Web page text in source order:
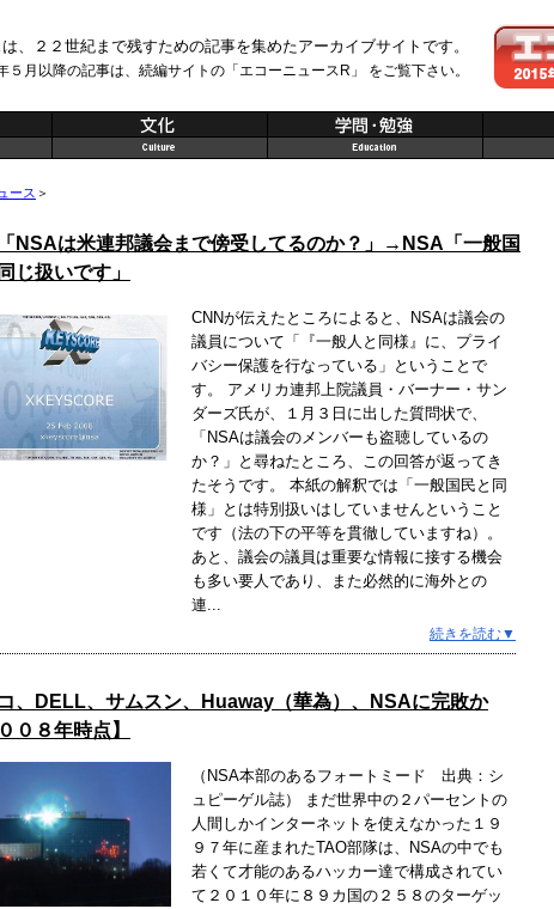
、２２世紀まで残すための記事を集めたアーカイブサイトです。
５月以降の記事は、続編サイトの「エコーニュースR」 をご覧下さい。
ース ＞
NSAは米連邦議会まで傍受してるのか？」→NSA「一般国
じ扱いです」
CNNが伝えたところによると、NSAは議会の
議員について「『一般人と同様』に、プライ
バシー保護を行なっている」ということで
す。 アメリカ連邦上院議員・バーナー・サン
ダーズ氏が、１月３日に出した質問状で、
「NSAは議会のメンバーも盗聴しているの
か？」と尋ねたところ、この回答が返ってき
たそうです。 本紙の解釈では「一般国民と同
様」とは特別扱いはしていませんということ
です（法の下の平等を貫徹していますね）。
あと、議会の議員は重要な情報に接する機会
も多い要人であり、また必然的に海外との
連...
続きを読む▼
、DELL、サムスン、Huaway（華為）、NSAに完敗か
０８年時点】
（NSA本部のあるフォートミード 出典：シ
ュピーゲル誌） まだ世界中の２パーセントの
人間しかインターネットを使えなかった１９
９７年に産まれたTAO部隊は、NSAの中でも
若くて才能のあるハッカー達で構成されてい
て２０１０年に８９カ国の２５８のターゲッ